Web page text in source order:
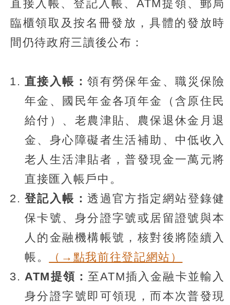
直接入帳、登記入帳、ATM提領、郵局
臨櫃領取及按名冊發放，具體的發放時
間仍待政府三讀後公布：
直接入帳：領有勞保年金、職災保險
年金、國民年金各項年金（含原住民
給付）、老農津貼、農保退休金月退
金、身心障礙者生活補助、中低收入
老人生活津貼者，普發現金一萬元將
直接匯入帳戶中。
登記入帳：透過官方指定網站登錄健
保卡號、身分證字號或居留證號與本
人的金融機構帳號，核對後將陸續入
帳。
（→點我前往登記網站）
ATM提領： 至ATM插入金融卡並輸入
身分證字號即可領現，而本次普發現